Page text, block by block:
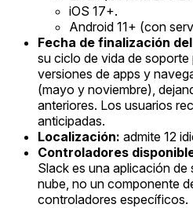
iOS 17+.
Android 11+ (con
Fecha de finalización
su ciclo de vida de
versiones de apps y
(mayo y noviembre),
anteriores. Los usuarios
anticipadas.
Localización: admite 12
Controladores
Slack es una aplicación
nube, no un componente
controladores específicos.